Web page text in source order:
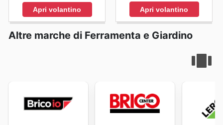
Apri volantino Apri volantino
Altre marche di Ferramenta e Giardino